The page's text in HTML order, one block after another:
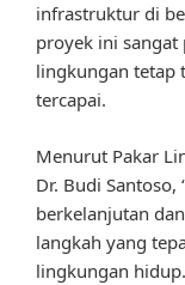
infrastruktur di
proyek ini
lingkungan tetap
tercapai.
Menurut Pakar
Dr. Budi
berkelanjutan
langkah yang
lingkungan